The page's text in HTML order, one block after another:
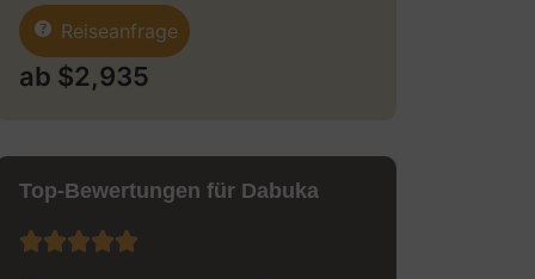
Reiseanfrage
ab $2,935
Top-Bewertungen für Dabuka